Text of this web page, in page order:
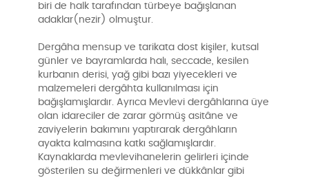
biri de halk tarafından türbeye bağışlanan
adaklar(nezir) olmuştur.
Dergâha mensup ve tarikata dost kişiler, kutsal
günler ve bayramlarda halı, seccade, kesilen
kurbanın derisi, yağ gibi bazı yiyecekleri ve
malzemeleri dergâhta kullanılması için
bağışlamışlardır. Ayrıca Mevlevi dergâhlarına üye
olan idareciler de zarar görmüş asitâne ve
zaviyelerin bakımını yaptırarak dergâhların
ayakta kalmasına katkı sağlamışlardır.
Kaynaklarda mevlevihanelerin gelirleri içinde
gösterilen su değirmenleri ve dükkânlar gibi